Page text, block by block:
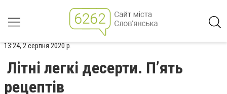
13:24, 2 серпня 2020 р.
Літні легкі десерти. П’ять
рецептів